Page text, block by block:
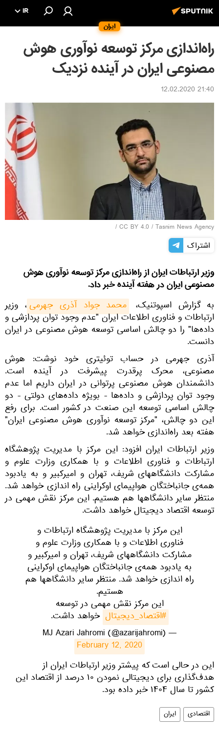
ایران
IR
راه‌اندازی مرکز توسعه نوآوری هوش
مصنوعی ایران در آینده نزدیک
21:40 12.02.2020
CC BY 4.0 / Tasnim News Agency
/
اشتراک
وزیر ارتباطات ایران از راه‌اندازی مرکز توسعه نوآوری هوش
مصنوعی ایران در هفته آینده خبر داد.
به گزارش اسپوتنیک، محمد جواد آذری جهرمی، وزیر
ارتباطات و فناوری اطلاعات ایران "عدم وجود توان پردازشی و
داده‌ها" را دو چالش اساسی توسعه هوش مصنوعی در ایران
دانست.
آذری جهرمی در حساب توئیتری خود نوشت: هوش
مصنوعی، محرک پرقدرت پیشرفت در آینده است.
دانشمندان هوش مصنوعی پرتوانی در ایران داریم اما عدم
وجود توان پردازشی و داده‌ها - بویژه داده‌های دولتی - دو
چالش اساسی توسعه این صنعت در کشور است. برای رفع
این دو چالش، "مرکز توسعه نوآوری هوش مصنوعی ایران"
هفته بعد راه‌اندازی خواهد شد.
وزیر ارتباطات ایران افزود: این مرکز با مدیریت پژوهشگاه
ارتباطات و فناوری اطلاعات و با همکاری وزارت علوم و
مشارکت دانشگاههای شریف، تهران و امیرکبیر و به یادبود
همه‌ی جانباختگان هواپیمای اوکراینی راه اندازی خواهد شد.
منتظر سایر دانشگاهها هم هستیم. این مرکز نقش مهمی در
توسعه اقتصاد دیجیتال خواهد داشت.
این مرکز با مدیریت پژوهشگاه ارتباطات و
فناوری اطلاعات و با همکاری وزارت علوم و
مشارکت دانشگاههای شریف، تهران و امیرکبیر و
به یادبود همه‌ی جانباختگان هواپیمای اوکراینی
راه اندازی خواهد شد. منتظر سایر دانشگاهها هم
هستیم.
این مرکز نقش مهمی در توسعه
#اقتصاد_دیجیتال خواهد داشت.
— MJ Azari Jahromi (@azarijahromi)
February 12, 2020
این در حالی است که پیشتر وزیر ارتباطات ایران از
هدف‌گذاری برای دیجیتالی نمودن ۱۰ درصد از اقتصاد این
کشور تا سال ۱۴۰۴ خبر داده بود.
اقتصادی ایران